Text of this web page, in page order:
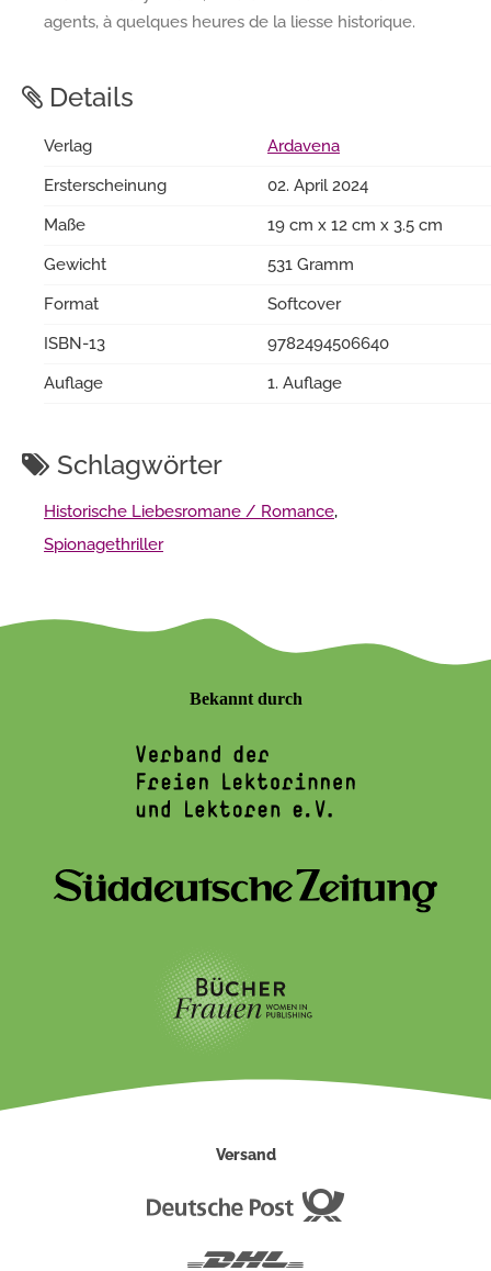
agents, à quelques heures de la liesse historique.
Details
Verlag
Ardavena
Ersterscheinung
02. April 2024
Maße
19 cm x 12 cm x 3.5 cm
Gewicht
531 Gramm
Format
Softcover
ISBN-13
9782494506640
Auflage
1. Auflage
Schlagwörter
Historische Liebesromane / Romance,
Spionagethriller
Bekannt durch
Versand